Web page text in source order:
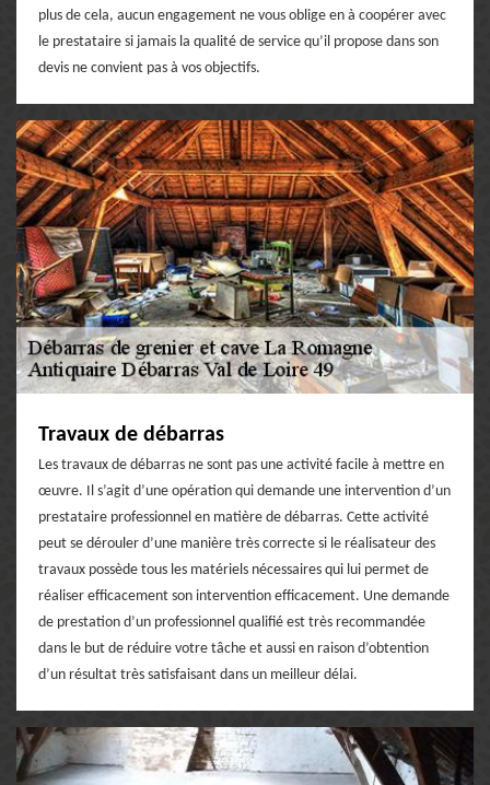
plus de cela, aucun engagement ne vous oblige en à coopérer avec
le prestataire si jamais la qualité de service qu’il propose dans son
devis ne convient pas à vos objectifs.
Travaux de débarras
Les travaux de débarras ne sont pas une activité facile à mettre en
œuvre. Il s’agit d’une opération qui demande une intervention d’un
prestataire professionnel en matière de débarras. Cette activité
peut se dérouler d’une manière très correcte si le réalisateur des
travaux possède tous les matériels nécessaires qui lui permet de
réaliser efficacement son intervention efficacement. Une demande
de prestation d’un professionnel qualifié est très recommandée
dans le but de réduire votre tâche et aussi en raison d’obtention
d’un résultat très satisfaisant dans un meilleur délai.